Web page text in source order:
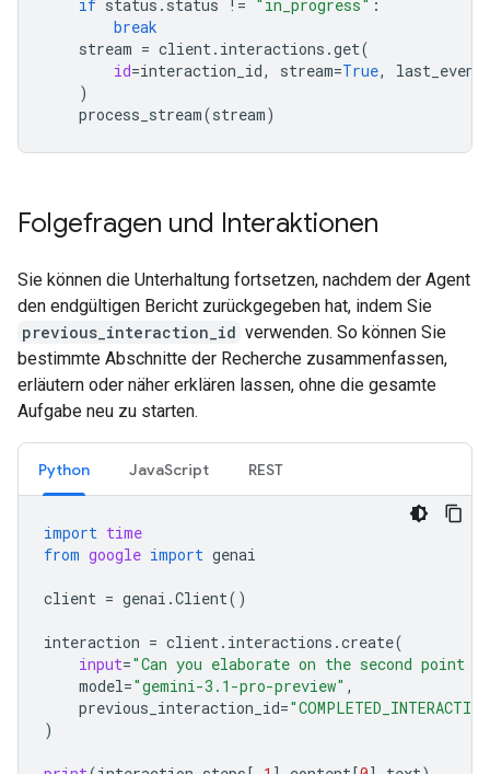
if status . status != "in_progress" :
break
stream = client. interactions .get(
id=interaction_id, stream=True,
)
process_stream(stream)
Folgefragen und Interaktionen
Sie können die Unterhaltung fortsetzen, nachdem der Agent
den endgültigen Bericht zurückgegeben hat, indem Sie
previous_interaction_id verwenden. So können Sie
bestimmte Abschnitte der Recherche zusammenfassen,
erläutern oder näher erklären lassen, ohne die gesamte
Aufgabe neu zu starten.
Python JavaScript REST
import time
from google import genai
client = genai .Client()
interaction = client. interactions .create(
input="Can you elaborate on the second point
model="gemini-3.1-pro-preview" ,
previous_interaction_id=
)